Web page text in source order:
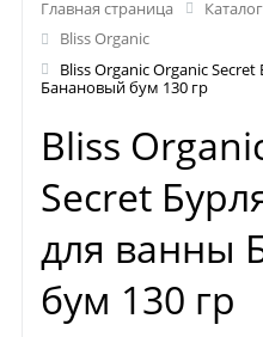
Главная страница Каталог
Bliss Organic
Bliss Organic Organic
Банановый бум 130 гр
Bliss
Secret
для ванны
бум 130 гр